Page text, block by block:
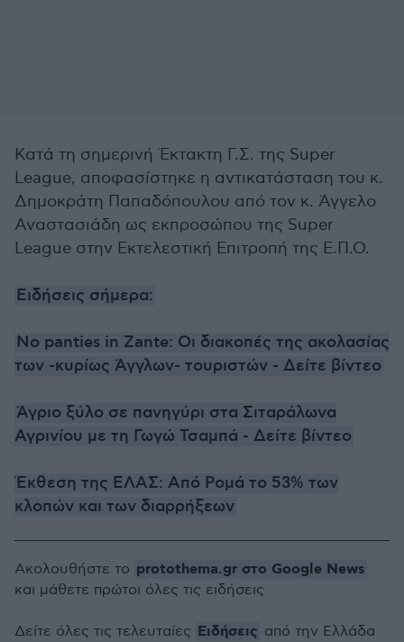
Κατά τη σημερινή Έκτακτη Γ.Σ. της Super
League, αποφασίστηκε η αντικατάσταση του κ.
Δημοκράτη Παπαδόπουλου από τον κ. Άγγελο
Αναστασιάδη ως εκπροσώπου της Super
League στην Εκτελεστική Επιτροπή της Ε.Π.Ο.
Ειδήσεις σήμερα:
No panties in Zante: Oι διακοπές της ακολασίας
των -κυρίως Άγγλων- τουριστών - Δείτε βίντεο
Άγριο ξύλο σε πανηγύρι στα Σιταράλωνα
Αγρινίου με τη Γωγώ Τσαμπά - Δείτε βίντεο
Έκθεση της ΕΛΑΣ: Από Ρομά το 53% των
κλοπών και των διαρρήξεων
Ακολουθήστε το protothema.gr στο Google News
και μάθετε πρώτοι όλες τις ειδήσεις
Δείτε όλες τις τελευταίες Ειδήσεις από την Ελλάδα